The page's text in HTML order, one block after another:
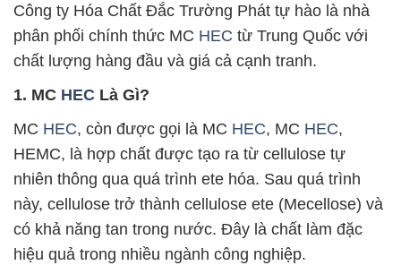
Công ty Hóa Chất Đắc Trường Phát tự hào là nhà
phân phối chính thức MC HEC từ Trung Quốc với
chất lượng hàng đầu và giá cả cạnh tranh.
1. MC HEC Là Gì?
MC HEC, còn được gọi là MC HEC, MC HEC,
HEMC, là hợp chất được tạo ra từ cellulose tự
nhiên thông qua quá trình ete hóa. Sau quá trình
này, cellulose trở thành cellulose ete (Mecellose) và
có khả năng tan trong nước. Đây là chất làm đặc
hiệu quả trong nhiều ngành công nghiệp.